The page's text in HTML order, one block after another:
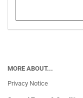
MORE ABOUT...
Privacy Notice